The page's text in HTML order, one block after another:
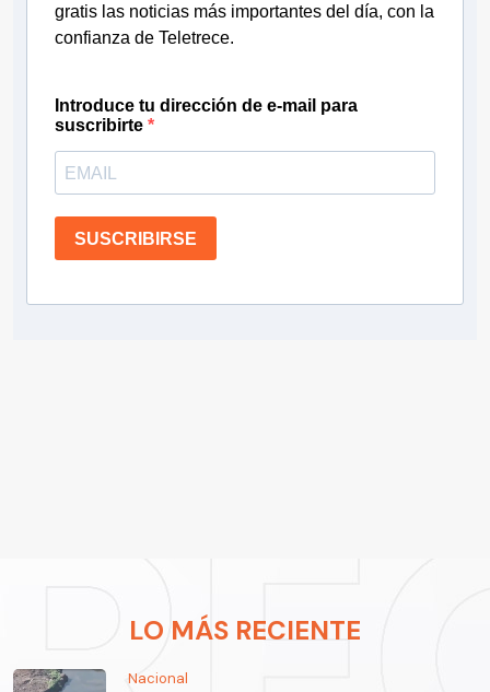
gratis las noticias más importantes del día, con la
confianza de Teletrece.
Introduce tu dirección de e-mail para
suscribirte
SUSCRIBIRSE
LO MÁS RECIENTE
Nacional